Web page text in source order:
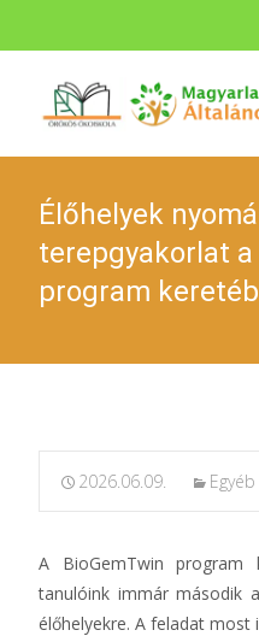
Élőhelyek
terepgyakorlat a
program
2026.06.09. Egyéb
A BioGemTwin program
tanulóink immár második
élőhelyekre. A feladat